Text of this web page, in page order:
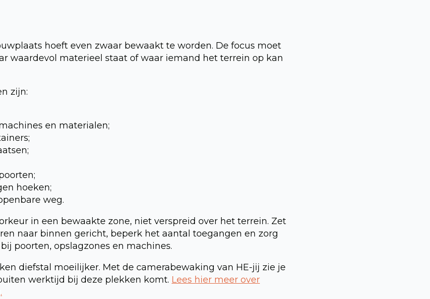
hoeft even zwaar bewaakt te worden. De focus moet
waardevol materieel staat of waar iemand het terrein op kan
zijn:
en materialen;
hoeken;
weg.
in een bewaakte zone, niet verspreid over het terrein. Zet
naar binnen gericht, beperk het aantal toegangen en zorg
poorten, opslagzones en machines.
diefstal moeilijker. Met de camerabewaking van HE-jij zie je
werktijd bij deze plekken komt. Lees hier meer over